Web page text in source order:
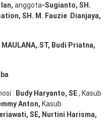
, anggota-Sugianto, SH.
, SH. M. Fauzie Dianjaya,
MAULANA,.ST, Budi Priatna,
: Budy Haryanto, SE, Kasub
Anton, Kasub
, SE, Nurtini Harisma,